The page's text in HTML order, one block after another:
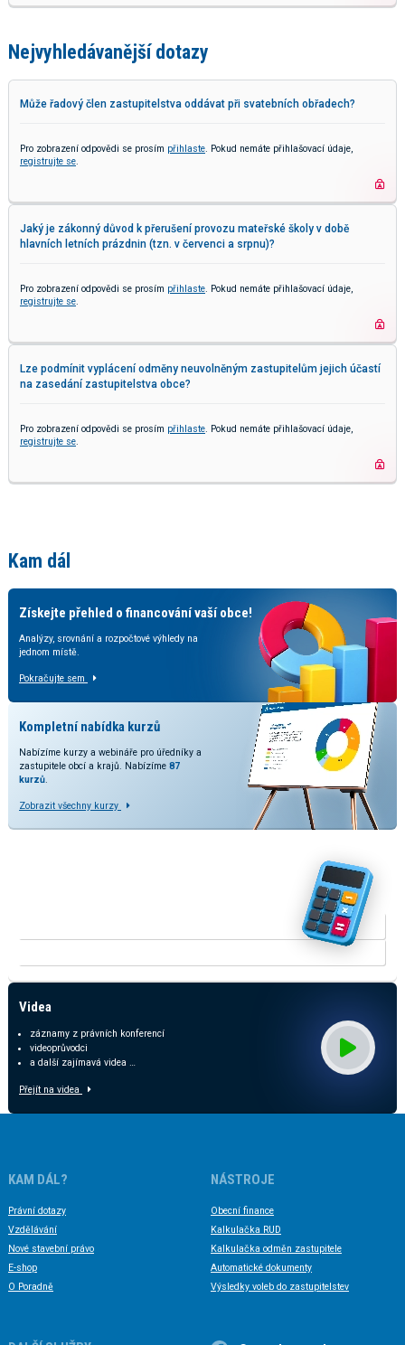
Nejvyhledávanější dotazy
Může řadový člen zastupitelstva oddávat při svatebních obřadech?
Pro zobrazení odpovědi se prosím přihlaste . Pokud nemáte přihlašovací údaje,
registrujte se
Jaký je zákonný důvod k přerušení provozu mateřské školy v době
hlavních letních prázdnin (tzn. v červenci a srpnu)?
Pro zobrazení odpovědi se prosím přihlaste . Pokud nemáte přihlašovací údaje,
registrujte se
Lze podmínit vyplácení odměny neuvolněným zastupitelům jejich účastí
na zasedání zastupitelstva obce?
Pro zobrazení odpovědi se prosím přihlaste . Pokud nemáte přihlašovací údaje,
registrujte se
Kam dál
Získejte přehled o financování vaší obce!
Analýzy, srovnání a rozpočtové výhledy na
jednom místě.
Pokračujte sem
Kompletní nabídka kurzů
Nabízíme kurzy a webináře pro úředníky a
zastupitele obcí a krajů. Nabízíme 87
kurzů
Zobrazit všechny kurzy
Videa
záznamy z právních konferencí
videoprůvodci
a další zajímavá videa …
Přejít na videa
KAM DÁL?
Právní dotazy
Vzdělávání
Nové stavební právo
E-shop
O Poradně
NÁSTROJE
Obecní finance
Kalkulačka RUD
Kalkulačka odměn zastupitele
Automatické dokumenty
Výsledky voleb do zastupitelstev